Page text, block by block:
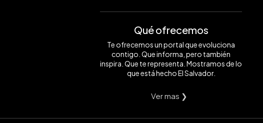
Qué ofrecemos
Te ofrecemos un portal que evoluciona
contigo. Que informa, pero también
inspira. Que te representa. Mostramos de lo
que está hecho El Salvador.
Ver mas ❯